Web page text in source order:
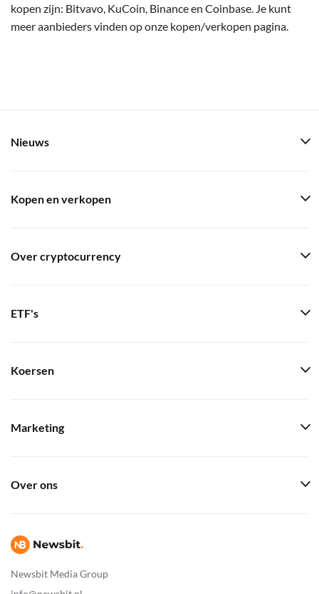
kopen zijn: Bitvavo, KuCoin, Binance en Coinbase. Je kunt
meer aanbieders vinden op onze kopen/verkopen pagina.
Newsbit Media Group
Nieuws
Kopen en verkopen
Over cryptocurrency
ETF's
Koersen
Marketing
Over ons